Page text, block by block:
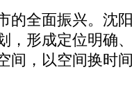
全面振兴。沈
，形成定位明确
间，以空间换时